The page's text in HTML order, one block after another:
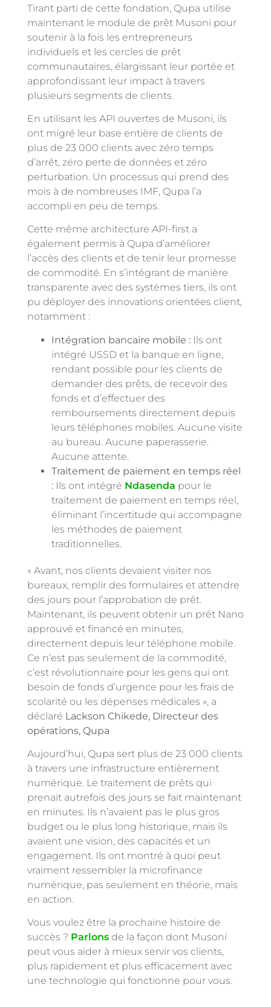
Tirant parti de cette fondation, Qupa utilise
maintenant le module de prêt Musoni pour
soutenir à la fois les entrepreneurs
individuels et les cercles de prêt
communautaires, élargissant leur portée et
approfondissant leur impact à travers
plusieurs segments de clients.
En utilisant les API ouvertes de Musoni, ils
ont migré leur base entière de clients de
plus de 23 000 clients avec zéro temps
d’arrêt, zéro perte de données et zéro
perturbation. Un processus qui prend des
mois à de nombreuses IMF, Qupa l’a
accompli en peu de temps.
Cette même architecture API-first a
également permis à Qupa d’améliorer
l’accès des clients et de tenir leur promesse
de commodité. En s’intégrant de manière
transparente avec des systèmes tiers, ils ont
pu déployer des innovations orientées client,
notamment :
Intégration bancaire mobile :Ils ont
intégré USSD et la banque en ligne,
rendant possible pour les clients de
demander des prêts, de recevoir des
fonds et d’effectuer des
remboursements directement depuis
leurs téléphones mobiles. Aucune visite
au bureau. Aucune paperasserie.
Aucune attente.
Traitement de paiement en temps réel
:Ils ont intégré Ndasenda pour le
traitement de paiement en temps réel,
éliminant l’incertitude qui accompagne
les méthodes de paiement
traditionnelles.
« Avant, nos clients devaient visiter nos
bureaux, remplir des formulaires et attendre
des jours pour l’approbation de prêt.
Maintenant, ils peuvent obtenir un prêt Nano
approuvé et financé en minutes,
directement depuis leur téléphone mobile.
Ce n’est pas seulement de la commodité,
c’est révolutionnaire pour les gens qui ont
besoin de fonds d’urgence pour les frais de
scolarité ou les dépenses médicales », a
déclaré Lackson Chikede, Directeur des
opérations, Qupa
Aujourd’hui, Qupa sert plus de 23 000 clients
à travers une infrastructure entièrement
numérique. Le traitement de prêts qui
prenait autrefois des jours se fait maintenant
en minutes. Ils n’avaient pas le plus gros
budget ou le plus long historique, mais ils
avaient une vision, des capacités et un
engagement. Ils ont montré à quoi peut
vraiment ressembler la microfinance
numérique, pas seulement en théorie, mais
en action.
Vous voulez être la prochaine histoire de
succès ? Parlonsde la façon dont Musoni
peut vous aider à mieux servir vos clients,
plus rapidement et plus efficacement avec
une technologie qui fonctionne pour vous.